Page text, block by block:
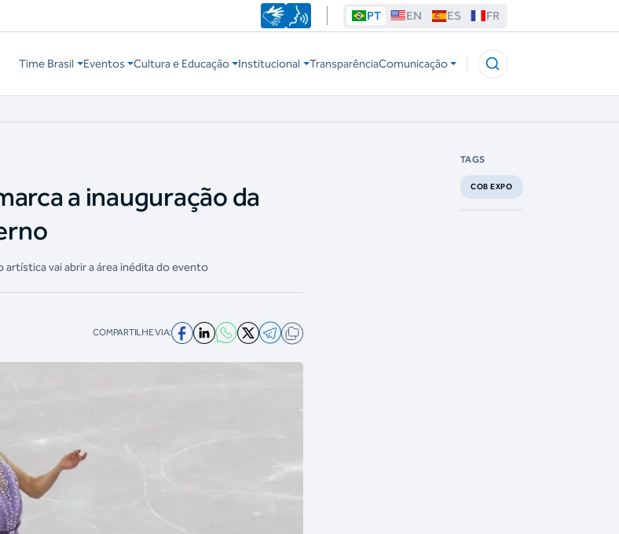
PT EN ES FR
Time Brasil Eventos Cultura e Educação Institucional TransparênciaComunicação
a inauguração da
vai abrir a área inédita do evento
COMPARTILHE VIA:
TAGS
COB EXPO